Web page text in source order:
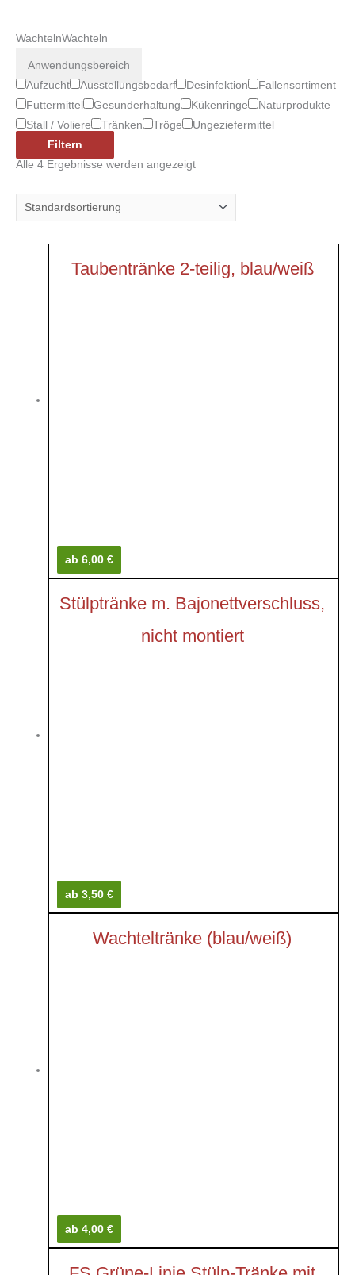
WachtelnWachteln
Anwendungsbereich
Aufzucht
Ausstellungsbedarf Desinfektion
Fallensortiment
Futtermittel
Gesunderhaltung Kükenringe
Naturprodukte
Stall / Voliere
Tränken Tröge
Ungeziefermittel
Filtern
Alle 4 Ergebnisse werden angezeigt
Taubentränke 2-teilig, blau/weiß
ab 6,00 €
Stülptränke m. Bajonettverschluss,
nicht montiert
ab 3,50 €
Wachteltränke (blau/weiß)
ab 4,00 €